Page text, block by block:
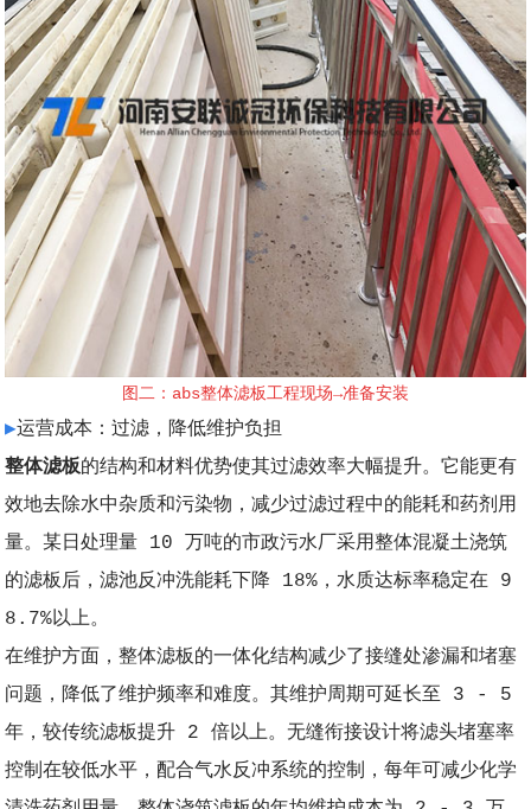
图二：abs整体滤板工程现场→准备安装
▶运营成本：过滤，降低维护负担
整体滤板的结构和材料优势使其过滤效率大幅提升。它能更有
效地去除水中杂质和污染物，减少过滤过程中的能耗和药剂用
量。某日处理量 10 万吨的市政污水厂采用整体混凝土浇筑
的滤板后，滤池反冲洗能耗下降 18%，水质达标率稳定在 9
8.7%以上。
在维护方面，整体滤板的一体化结构减少了接缝处渗漏和堵塞
问题，降低了维护频率和难度。其维护周期可延长至 3 - 5
年，较传统滤板提升 2 倍以上。无缝衔接设计将滤头堵塞率
控制在较低水平，配合气水反冲系统的控制，每年可减少化学